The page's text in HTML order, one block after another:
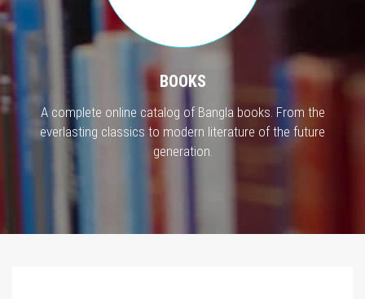
BOOKS
A complete online catalog of Bangla books. From the
everlasting classics to modern literature of the future
generation.